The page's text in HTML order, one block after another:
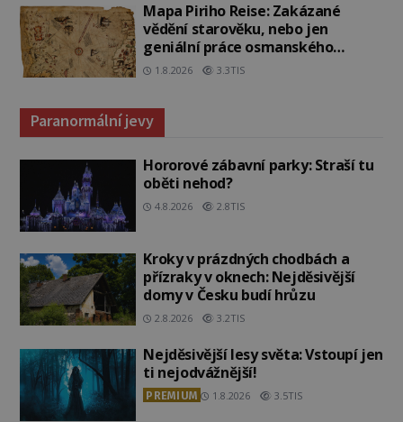
Mapa Piriho Reise: Zakázané
vědění starověku, nebo jen
geniální práce osmanského
admirála?
1.8.2026 3.3TIS
Paranormální jevy
Hororové zábavní parky: Straší tu
oběti nehod?
4.8.2026 2.8TIS
Kroky v prázdných chodbách a
přízraky v oknech: Nejděsivější
domy v Česku budí hrůzu
2.8.2026 3.2TIS
Nejděsivější lesy světa: Vstoupí jen
ti nejodvážnější!
PREMIUM 1.8.2026 3.5TIS